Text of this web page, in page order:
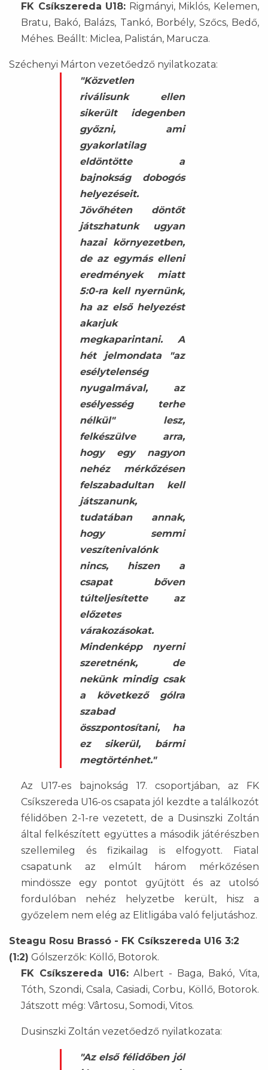
FK Csíkszereda U18: Rigmányi, Miklós, Kelemen,
Bratu, Bakó, Balázs, Tankó, Borbély, Szőcs, Bedő,
Méhes. Beállt: Miclea, Palistán, Marucza.
Széchenyi Márton vezetőedző nyilatkozata:
"Közvetlen
riválisunk ellen
sikerült idegenben
győzni, ami
gyakorlatilag
eldöntötte a
bajnokság dobogós
helyezéseit.
Jövőhéten döntőt
játszhatunk ugyan
hazai környezetben,
de az egymás elleni
eredmények miatt
5:0-ra kell nyernünk,
ha az első helyezést
akarjuk
megkaparintani. A
hét jelmondata "az
esélytelenség
nyugalmával, az
esélyesség terhe
nélkül" lesz,
felkészülve arra,
hogy egy nagyon
nehéz mérkőzésen
felszabadultan kell
játszanunk,
tudatában annak,
hogy semmi
veszítenivalónk
nincs, hiszen a
csapat bőven
túlteljesítette az
előzetes
várakozásokat.
Mindenképp nyerni
szeretnénk, de
nekünk mindig csak
a következő gólra
szabad
összpontosítani, ha
ez sikerül, bármi
megtörténhet."
Az U17-es bajnokság 17. csoportjában, az FK
Csíkszereda U16-os csapata jól kezdte a találkozót
félidőben 2-1-re vezetett, de a Dusinszki Zoltán
által felkészített együttes a második játérészben
szellemileg és fizikailag is elfogyott. Fiatal
csapatunk az elmúlt három mérkőzésen
mindössze egy pontot gyűjtött és az utolsó
fordulóban nehéz helyzetbe került, hisz a
győzelem nem elég az Elitligába való feljutáshoz.
Steagu Rosu Brassó - FK Csíkszereda U16 3:2
(1:2) Gólszerzők: Köllő, Botorok.
FK Csíkszereda U16: Albert - Baga, Bakó, Vita,
Tóth, Szondi, Csala, Casiadi, Corbu, Köllő, Botorok.
Játszott még: Vârtosu, Somodi, Vitos.
Dusinszki Zoltán vezetőedző nyilatkozata:
"Az első félidőben jól